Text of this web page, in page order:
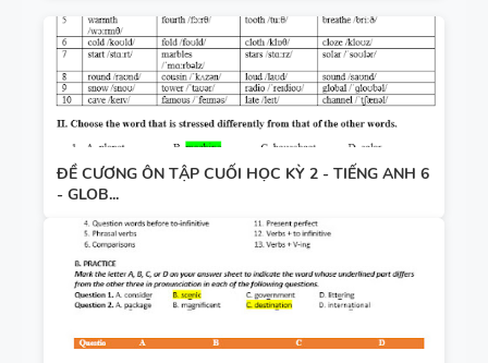
ĐỀ CƯƠNG ÔN TẬP CUỐI HỌC KỲ 2 - TIẾNG ANH 6
- GLOB...